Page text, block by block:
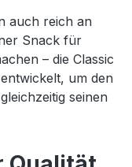
auch reich an
Snack für
– die Classic
um den
seinen